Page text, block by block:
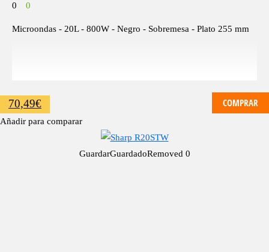
0 0
Microondas - 20L - 800W - Negro - Sobremesa - Plato 255 mm
70,49€ COMPRAR
Añadir para comparar
GuardarGuardadoRemoved 0